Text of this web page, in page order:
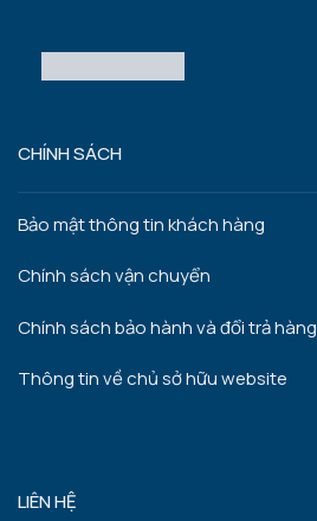
CHÍNH SÁCH
Bảo mật thông tin khách hàng
Chính sách vận chuyển
Chính sách bảo hành và đổi trả hàng
Thông tin về chủ sở hữu website
LIÊN HỆ